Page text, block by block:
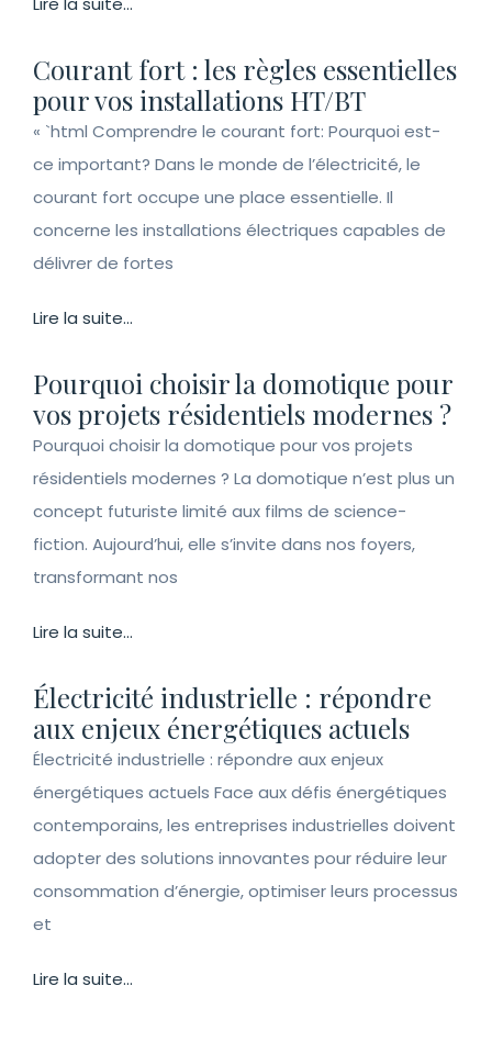
Courant fort : les règles essentielles
pour vos installations HT/BT
« `html Comprendre le courant fort: Pourquoi est-
ce important? Dans le monde de l’électricité, le
courant fort occupe une place essentielle. Il
concerne les installations électriques capables de
délivrer de fortes
Lire la suite...
Pourquoi choisir la domotique pour
vos projets résidentiels modernes ?
Pourquoi choisir la domotique pour vos projets
résidentiels modernes ? La domotique n’est plus un
concept futuriste limité aux films de science-
fiction. Aujourd’hui, elle s’invite dans nos foyers,
transformant nos
Lire la suite...
Électricité industrielle : répondre
aux enjeux énergétiques actuels
Électricité industrielle : répondre aux enjeux
énergétiques actuels Face aux défis énergétiques
contemporains, les entreprises industrielles doivent
adopter des solutions innovantes pour réduire leur
consommation d’énergie, optimiser leurs processus
et
Lire la suite...